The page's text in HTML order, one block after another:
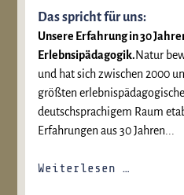
Das spricht für uns:
Unsere Erfahrung in 30
Erlebnsipädagogik.Natur
und hat sich zwischen 2000
größten
deutschsprachigem Raum
Erfahrungen aus 30 Jahren...
Weiterlesen …